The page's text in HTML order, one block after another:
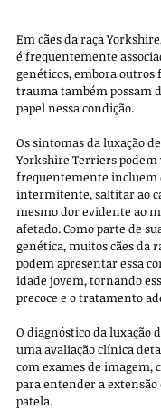
Em cães da raça
é frequentemente
genéticos, embora outros
trauma também possam
papel nessa condição.
Os sintomas da luxação
Yorkshire Terriers
frequentemente incluem
intermitente, saltitar ao
mesmo dor evidente ao
afetado. Como parte de
genética, muitos cães da
podem apresentar essa
idade jovem, tornando
precoce e o tratamento
O diagnóstico da luxação
uma avaliação clínica
com exames de imagem,
para entender a
patela.